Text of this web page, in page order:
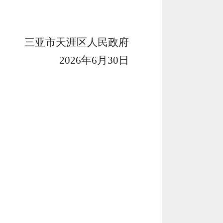
三亚市天涯区人民政府
2026年6月 30 日